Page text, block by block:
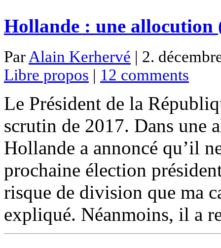
Hollande : une allocution
Par Alain Kerhervé | 2.
Libre propos | 12 comments
Le Président de la
scrutin de 2017. Dans une
Hollande a annoncé qu’il
prochaine élection
risque de division que ma
expliqué. Néanmoins, il a